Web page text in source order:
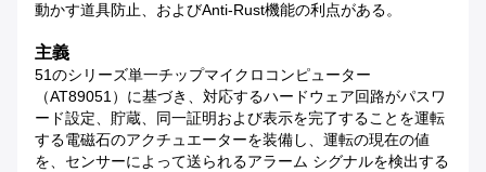
動かす道具防止、およびanti-Rust機能の利点がある。
主義
51のシリーズ単一チップマイクロコンピューター
（AT89051）に基づき、対応するハードウェア回路がパスワ
ード設定、貯蔵、同一証明および表示を完了することを運転
する電磁石のアクチュエーターを装備し、運転の現在の値
を、センサーによって送られるアラーム シグナルを検出する